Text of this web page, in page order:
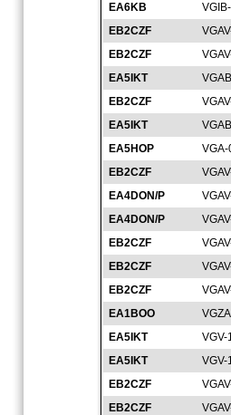
EA6KB
EB2CZF
EB2CZF
EA5IKT
EB2CZF
EA5IKT
EA5HOP
EB2CZF
EA4DON/P
EA4DON/P
EB2CZF
EB2CZF
EB2CZF
EA1BOO
EA5IKT
VGV-
EA5IKT
VGV-
EB2CZF
EB2CZF